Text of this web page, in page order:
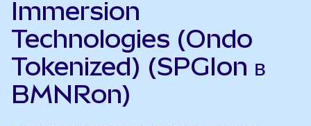
Immersion
Technologies (Ondo
Tokenized) (SPGIon в
BMNRon)